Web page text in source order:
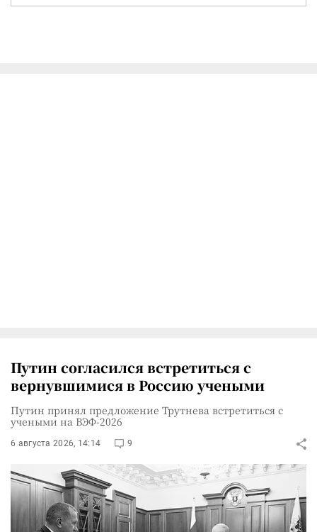
Путин согласился встретиться с
вернувшимися в Россию учеными
Путин принял предложение Трутнева встретиться с
учеными на ВЭФ-2026
6 августа 2026, 14:14 9